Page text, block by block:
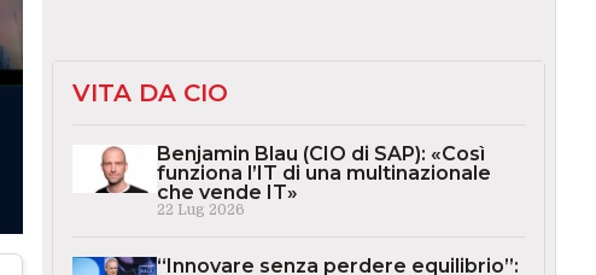
VITA DA CIO
Benjamin Blau (CIO di SAP): «Così
funziona l’IT di una multinazionale
che vende IT»
22 Lug 2026
“Innovare senza perdere equilibrio”: